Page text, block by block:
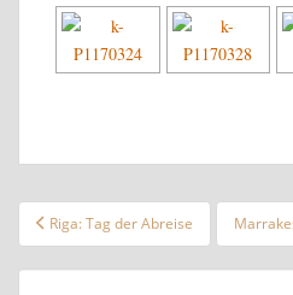
Beitragsnavigation
Riga: Tag der Abreise